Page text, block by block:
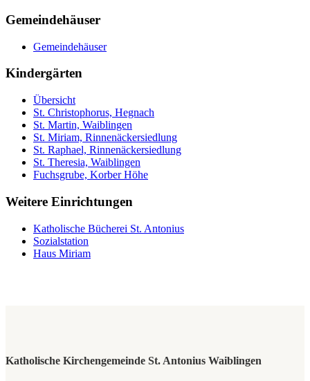
Gemeindehäuser
Gemeindehäuser
Kindergärten
Übersicht
St. Christophorus, Hegnach
St. Martin, Waiblingen
St. Miriam, Rinnenäckersiedlung
St. Raphael, Rinnenäckersiedlung
St. Theresia, Waiblingen
Fuchsgrube, Korber Höhe
Weitere Einrichtungen
Katholische Bücherei St. Antonius
Sozialstation
Haus Miriam
Katholische Kirchengemeinde St. Antonius Waiblingen